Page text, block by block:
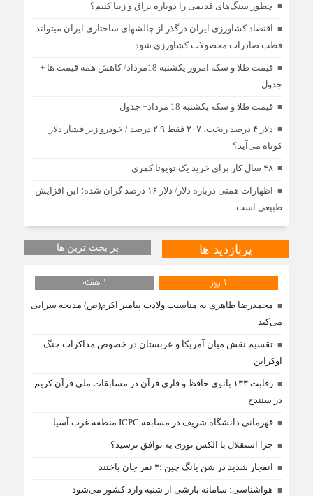
چطور سنگ‌های قدیمی را دوباره براق و زیبا کنیم؟
اقتصاد کشاورزی ایران درگذر از چالشهای ساختاری|ایران میتواند
قطب صادرات محصولات کشاورزی شود
قیمت طلا و سکه امروز یکشنبه 18مرداد/ کاهش همه قیمت ها +
جدول
قیمت طلا و سکه یکشنبه 18 مرداد+ جدول
دلار ۴ درصد ریخت، ۲۰۷ فقط ۲.۹ درصد / خودرو زیر فشار دلار
کوتاه می‌آید؟
۴۸ سال کار برای خرید یک تویوتا کمری
اظهارات همتی درباره دلار/ دلار ۱۶ درصد گران شده؛ این افزایش
طبیعی است
پربازدید ها پر بحث ترین ها
1 روز 1 هفته
محمدرضا طاهری به مناسبت ولادت پیامبر اکرم(ص) مدیحه سرایی
می‌کند
تقسیم نقش میان آمریکا و عربستان در خصوص مذاکرات جنگ
اوکراین
رقابت ۱۳۳ بانوی حافظ و قاری قرآن در مسابقات ملی قرآن کریم
در سنندج
قهرمانی دانشگاه شریف در مسابقه ICPC منطقه غرب آسیا
چرا استقلال با الکس نوری به توافق نرسید؟
انفجار شدید در شن یانگ چین ؛۳ نفر جان باختند
هواشناسی: سامانه بارشی از شنبه وارد کشور می‌شود